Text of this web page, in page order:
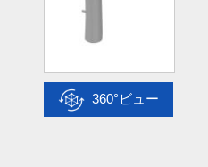
360°ビュー